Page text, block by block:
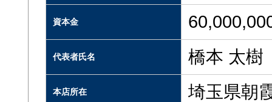
資本金
代表者氏名 橋本 太樹
本店所在 埼玉県朝